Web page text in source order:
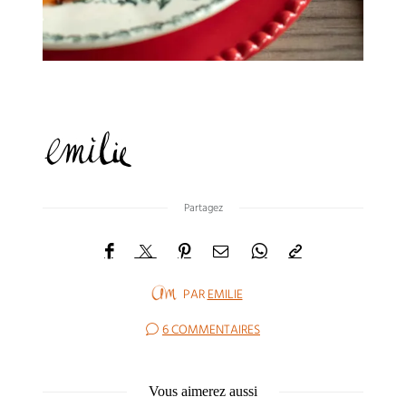
Partagez
PAREMILIE
6 COMMENTAIRES
Vous aimerez aussi